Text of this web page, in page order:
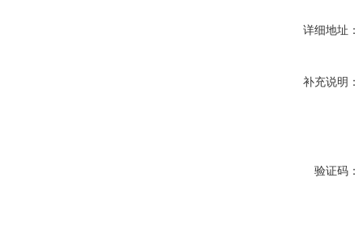
详细地址：
补充说明：
验证码：